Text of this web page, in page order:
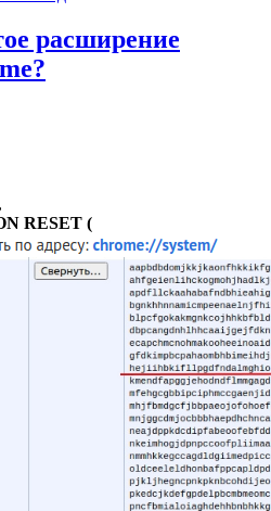
расширение
,
RESET (